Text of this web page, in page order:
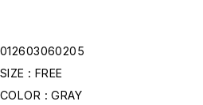
012603060205
SIZE : FREE
COLOR : GRAY